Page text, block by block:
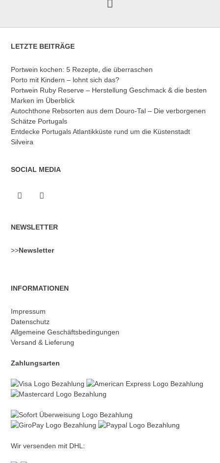
LETZTE BEITRÄGE
Portwein kochen: 5 Rezepte, die überraschen
Porto mit Kindern – lohnt sich das?
Portwein Ruby Reserve – Herstellung Geschmack & die besten
Marken im Überblick
Autochthone Rebsorten aus dem Douro-Tal – Die verborgenen
Schätze Portugals
Entdecke Portugals Atlantikküste rund um die Küstenstadt
Silveira
SOCIAL MEDIA
NEWSLETTER
>>Newsletter
INFORMATIONEN
Impressum
Datenschutz
Allgemeine Geschäftsbedingungen
Versand & Lieferung
Zahlungsarten
Wir versenden mit DHL: